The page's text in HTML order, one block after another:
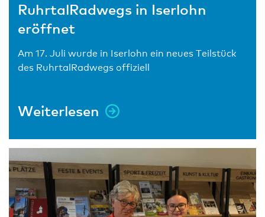
RuhrtalRadwegs in Iserlohn
eröffnet
Am 17. Juli wurde in Iserlohn ein neues Teilstück
des RuhrtalRadwegs offiziell
Weiterlesen